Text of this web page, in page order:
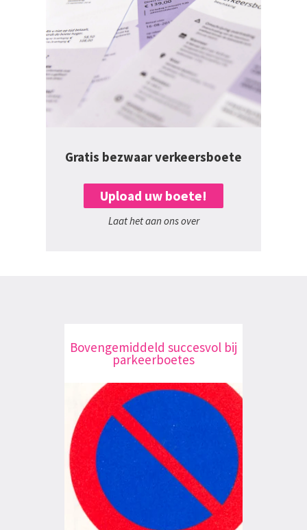
Gratis bezwaar verkeersboete
Upload uw boete!
Laat het aan ons over
Bovengemiddeld succesvol bij
parkeerboetes